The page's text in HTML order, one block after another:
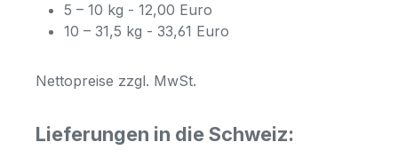
5 – 10 kg - 12,00 Euro
10 – 31,5 kg - 33,61 Euro
Nettopreise zzgl. MwSt.
Lieferungen in die Schweiz: